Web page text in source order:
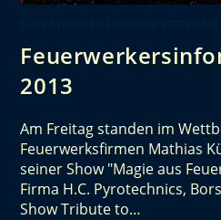
2013
Am Freitag standen im
Feuerwerksfirmen Mathias
seiner Show "Magie aus
Firma H.C. Pyrotechnics,
Show Tribute to…